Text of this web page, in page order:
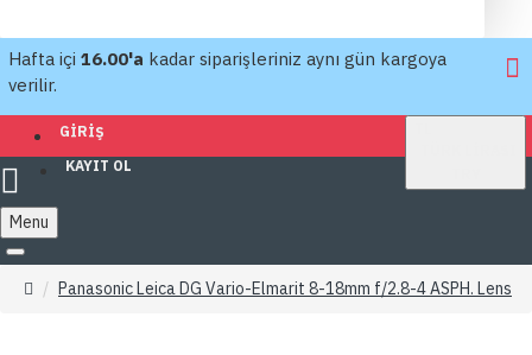
Hafta içi 16.00'a kadar siparişleriniz aynı gün kargoya
verilir.
GIRIŞ
KAYIT OL
Menu
Panasonic Leica DG Vario-Elmarit 8-18mm f/2.8-4 ASPH. Lens